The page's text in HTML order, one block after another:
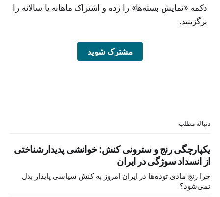
دکمه «نمایش بسته‌ها» را زده و اشتراک ماهانه یا سالانه را
برگزینید.
مشترک شوید
دنباله مطلب
یکپارچگی رنج و سترونی کنش: خوانشی پدیدارشناختی
از انسداد سوژگی در ایران
چرا رنج مادی توده‌ها در ایران امروز به کنش سیاسی پایدار بدل
نمی‌شود؟